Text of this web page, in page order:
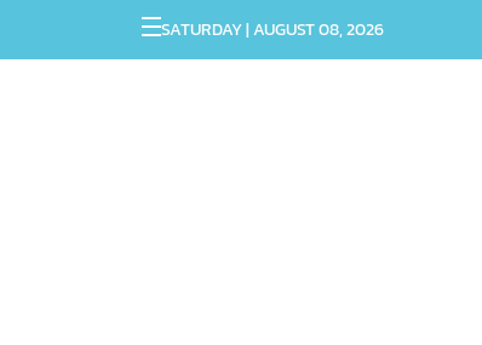
SATURDAY | AUGUST 08, 2026